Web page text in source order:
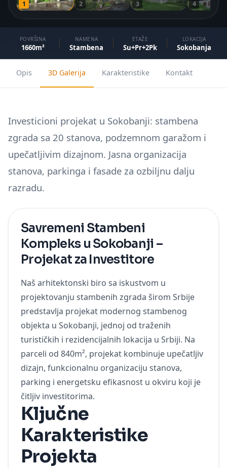
Kuće sa garažom
Kuće sa potkrovljem
KVADRATURA
Kuće do 120m²
Poslovni objekti
Pošaljite upit
Pozovite WhatsApp
1 2 3 4
POVRŠINA
1660m²
NAMENA
Stambena
ETAŽE
Su+Pr+2Pk
LOKACIJA
Sokobanja
Opis 3D Galerija Karakteristike Kontakt
Investicioni projekat u Sokobanji: stambena
zgrada sa 20 stanova, podzemnom garažom i
upečatljivim dizajnom. Jasna organizacija
stanova, parkinga i fasade za ozbiljnu dalju
razradu.
Savremeni Stambeni
Kompleks u Sokobanji –
Projekat za Investitore
Naš arhitektonski biro sa iskustvom u
projektovanju stambenih zgrada širom Srbije
predstavlja projekat modernog stambenog
objekta u Sokobanji, jednoj od traženih
turističkih i rezidencijalnih lokacija u Srbiji. Na
parceli od 840m², projekat kombinuje upečatljiv
dizajn, funkcionalnu organizaciju stanova,
parking i energetsku efikasnost u okviru koji je
čitljiv investitorima.
Ključne
Karakteristike
Projekta